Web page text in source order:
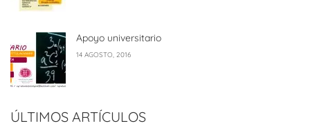
Apoyo universitario
14 AGOSTO, 2016
ÚLTIMOS ARTÍCULOS